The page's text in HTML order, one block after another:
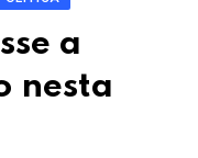
a
nesta